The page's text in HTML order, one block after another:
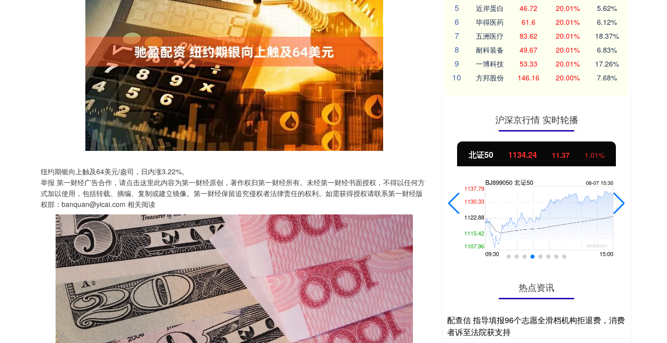
纽约期银向上触及64美元/盎司，日内涨3.22%。
举报 第一财经广告合作，请点击这里此内容为第一财经原创，著作权归第一财经所有。未经第一财经书面授权，不得以任何方
式加以使用，包括转载、摘编、复制或建立镜像。第一财经保留追究侵权者法律责任的权利。如需获得授权请联系第一财经版
权部：banquan@yicai.com 相关阅读
5 近岸蛋白 46.72 20.01% 5.62%
6 毕得医药 61.6 20.01% 6.12%
7 五洲医疗 83.62 20.01% 18.37%
8 耐科装备 49.67 20.01% 6.83%
9 一博科技 53.33 20.01% 17.26%
10 方邦股份 146.16 20.00% 7.68%
沪深京行情 实时轮播
沪深300 4694.44 北证50 1134.24 创业板指 3563.12 47.56 1.35%
热点资讯
配查信 指导填报96个志愿全滑档机构拒退费，消费
者诉至法院获支持